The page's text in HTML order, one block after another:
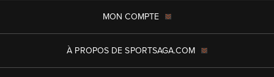
MON COMPTE
À PROPOS DE SPORTSAGA.COM